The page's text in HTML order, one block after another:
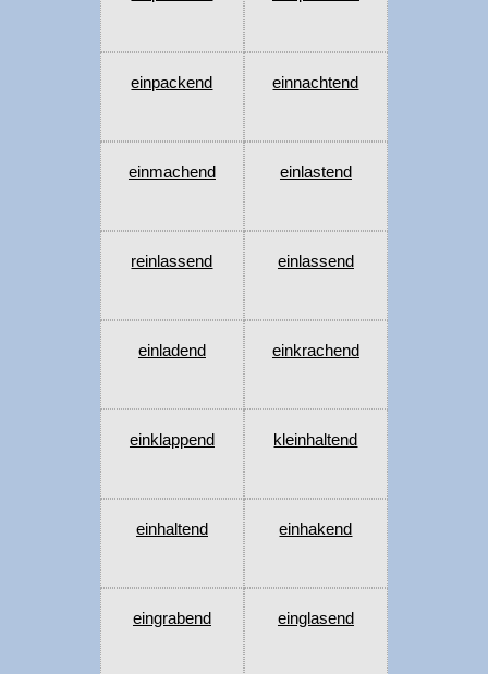
einpackend einnachtend
einmachend einlastend
reinlassend einlassend
einladend einkrachend
einklappend kleinhaltend
einhaltend einhakend
eingrabend einglasend